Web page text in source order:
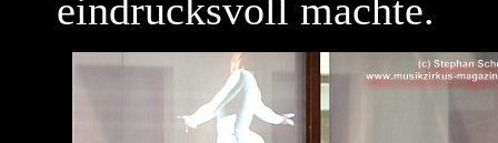
eindrucksvoll machte.